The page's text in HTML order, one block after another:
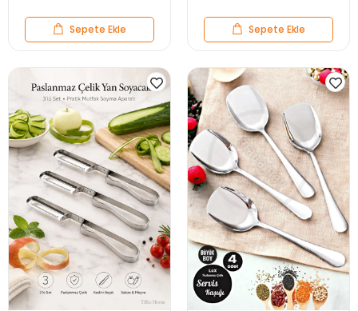
Sepete Ekle Sepete Ekle